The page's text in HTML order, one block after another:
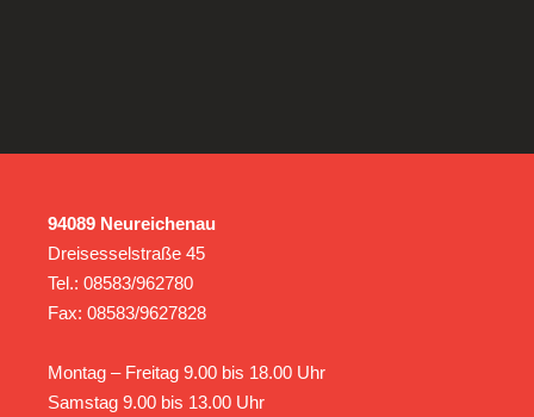
94089 Neureichenau
Dreisesselstraße 45
Tel.: 08583/962780
Fax: 08583/9627828
Montag – Freitag 9.00 bis 18.00 Uhr
Samstag 9.00 bis 13.00 Uhr